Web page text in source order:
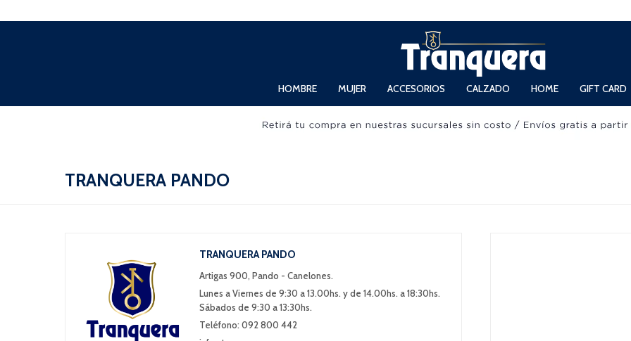
HOMBRE MUJER ACCESORIOS CALZADO HOME GIFT CARD
TRANQUERA PANDO
TRANQUERA PANDO
Artigas 900, Pando - Canelones.
Lunes a Viernes de 9:30 a 13.00hs. y de 14.00hs. a 18:30hs.
Sábados de 9:30 a 13:30hs.
Teléfono: 092 800 442